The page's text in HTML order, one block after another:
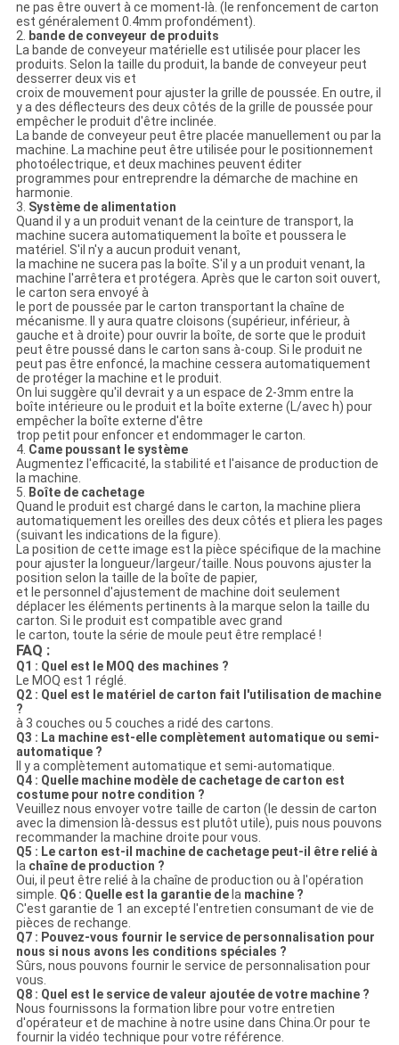
ne pas être ouvert à ce moment-là. (le renfoncement de carton
est généralement 0.4mm profondément).
2.
bande de conveyeur de produits
La bande de conveyeur matérielle est utilisée pour placer les
produits. Selon la taille du produit, la bande de conveyeur peut
desserrer deux vis et
croix de mouvement pour ajuster la grille de poussée. En outre, il
y a des déflecteurs des deux côtés de la grille de poussée pour
empêcher le produit d'être inclinée.
La bande de conveyeur peut être placée manuellement ou par la
machine. La machine peut être utilisée pour le positionnement
photoélectrique, et deux machines peuvent éditer
programmes pour entreprendre la démarche de machine en
harmonie.
3. Système de alimentation
Quand il y a un produit venant de la ceinture de transport, la
machine sucera automatiquement la boîte et poussera le
matériel. S'il n'y a aucun produit venant,
la machine ne sucera pas la boîte. S'il y a un produit venant, la
machine l'arrêtera et protégera. Après que le carton soit ouvert,
le carton sera envoyé à
le port de poussée par le carton transportant la chaîne de
mécanisme. Il y aura quatre cloisons (supérieur, inférieur, à
gauche et à droite) pour ouvrir la boîte, de sorte que le produit
peut être poussé dans le carton sans à-coup. Si le produit ne
peut pas être enfoncé, la machine cessera automatiquement
de protéger la machine et le produit.
On lui suggère qu'il devrait y a un espace de 2-3mm entre la
boîte intérieure ou le produit et la boîte externe (L/avec h) pour
empêcher la boîte externe d'être
trop petit pour enfoncer et endommager le carton.
4. Came poussant le système
Augmentez l'efficacité, la stabilité et l'aisance de production de
la machine.
5.
Boîte de cachetage
Quand le produit est chargé dans le carton, la machine pliera
automatiquement les oreilles des deux côtés et pliera les pages
(suivant les indications de la figure).
La position de cette image est la pièce spécifique de la machine
pour ajuster la longueur/largeur/taille. Nous pouvons ajuster la
position selon la taille de la boîte de papier,
et le personnel d'ajustement de machine doit seulement
déplacer les éléments pertinents à la marque selon la taille du
carton. Si le produit est compatible avec grand
le carton, toute la série de moule peut être remplacé !
FAQ :
Q1 : Quel est le MOQ des machines ?
Le MOQ est 1 réglé.
Q2 : Quel est le matériel de carton fait l'utilisation de machine
?
à 3 couches ou 5 couches a ridé des cartons.
Q3 : La machine est-elle complètement automatique ou semi-
automatique ?
Il y a complètement automatique et semi-automatique.
Q4 : Quelle machine modèle de cachetage de carton est
costume pour notre condition ?
Veuillez nous envoyer votre taille de carton (le dessin de carton
avec la dimension là-dessus est plutôt utile), puis nous pouvons
recommander la machine droite pour vous.
Q5 : Le carton est-il machine de cachetage peut-il être relié à
la chaîne de production ?
Oui, il peut être relié à la chaîne de production ou à l'opération
simple. Q6 : Quelle est la garantie dela machine ?
C'est garantie de 1 an excepté l'entretien consumant de vie de
pièces de rechange.
Q7 : Pouvez-vous fournir le service de personnalisation pour
nous si nous avons les conditions spéciales ?
Sûrs, nous pouvons fournir le service de personnalisation pour
vous.
Q8 : Quel est le service de valeur ajoutée de votre machine ?
Nous fournissons la formation libre pour votre entretien
d'opérateur et de machine à notre usine dans China.Or pour te
fournir la vidéo technique pour votre référence.